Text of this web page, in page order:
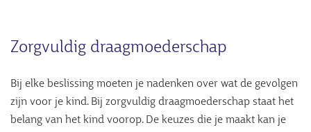
Zorgvuldig draagmoederschap
Bij elke beslissing moeten je nadenken over wat de gevolgen
zijn voor je kind. Bij zorgvuldig draagmoederschap staat het
belang van het kind voorop. De keuzes die je maakt kan je